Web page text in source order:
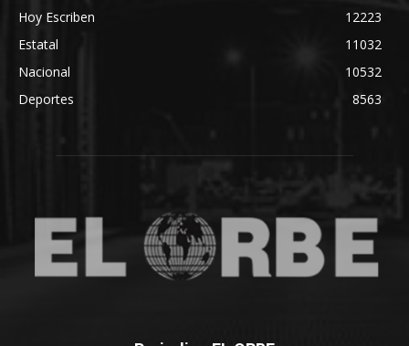
Hoy Escriben
12223
Estatal
11032
Nacional
10532
Deportes
8563